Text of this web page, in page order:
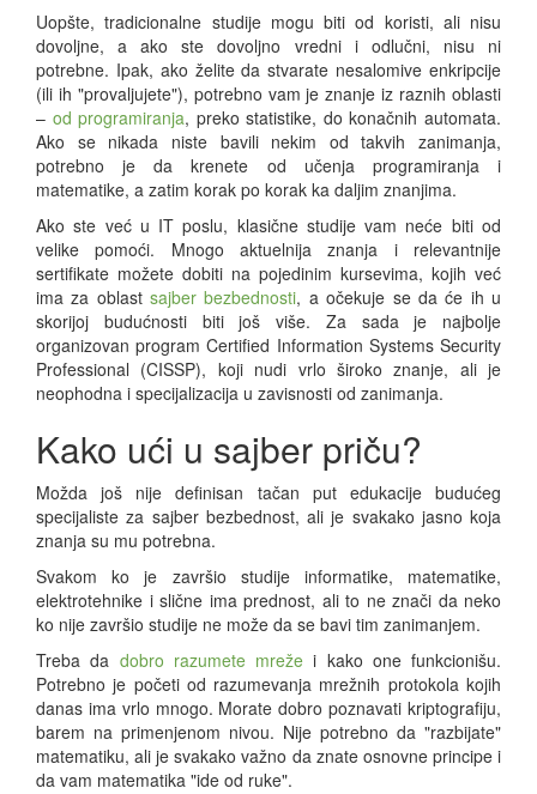
Uopšte, tradicionalne studije mogu biti od koristi, ali nisu
dovoljne, a ako ste dovoljno vredni i odlučni, nisu ni
potrebne. Ipak, ako želite da stvarate nesalomive enkripcije
(ili ih "provaljujete"), potrebno vam je znanje iz raznih oblasti
– od programiranja, preko statistike, do konačnih automata.
Ako se nikada niste bavili nekim od takvih zanimanja,
potrebno je da krenete od učenja programiranja i
matematike, a zatim korak po korak ka daljim znanjima.
Ako ste već u IT poslu, klasične studije vam neće biti od
velike pomoći. Mnogo aktuelnija znanja i relevantnije
sertifikate možete dobiti na pojedinim kursevima, kojih već
ima za oblastsajber bezbednosti, a očekuje se da će ih u
skorijoj budućnosti biti još više. Za sada je najbolje
organizovan program Certified Information Systems Security
Professional (CISSP), koji nudi vrlo široko znanje, ali je
neophodna i specijalizacija u zavisnosti od zanimanja.
Kako ući u sajber priču?
Možda još nije definisan tačan put edukacije budućeg
specijaliste za sajber bezbednost, ali je svakako jasno koja
znanja su mu potrebna.
Svakom ko je završio studije informatike, matematike,
elektrotehnike i slične ima prednost, ali to ne znači da neko
ko nije završio studije ne može da se bavi tim zanimanjem.
Treba da dobro razumete mreže i kako one funkcionišu.
Potrebno je početi od razumevanja mrežnih protokola kojih
danas ima vrlo mnogo. Morate dobro poznavati kriptografiju,
barem na primenjenom nivou. Nije potrebno da "razbijate"
matematiku, ali je svakako važno da znate osnovne principe i
da vam matematika "ide od ruke".